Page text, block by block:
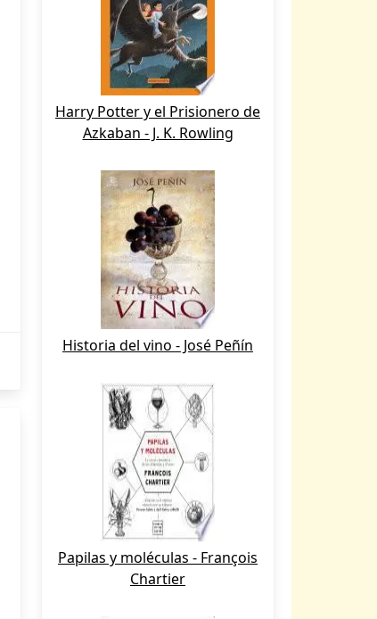
Harry Potter y el Prisionero de
Azkaban - J. K. Rowling
Historia del vino - José Peñín
Papilas y moléculas - François
Chartier